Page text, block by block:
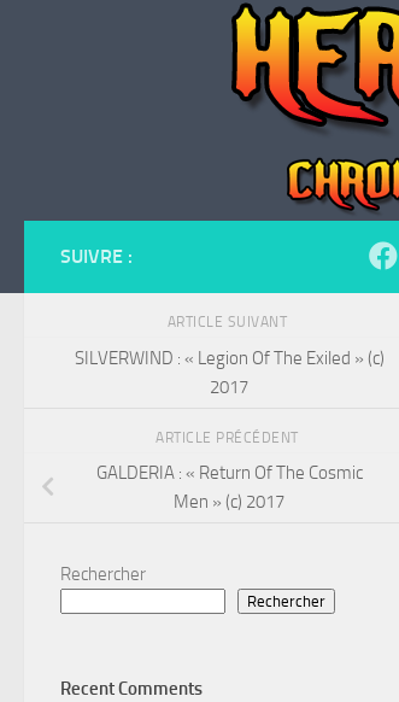
SUIVRE :
ARTICLE SUIVANT
SILVERWIND : « Legion Of The Exiled » (c)
2017
ARTICLE PRÉCÉDENT
GALDERIA : « Return Of The Cosmic
Men » (c) 2017
Rechercher
Rechercher
Recent Comments